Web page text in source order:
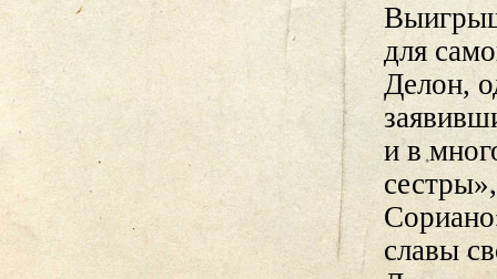
для
Делон,
и в
славы